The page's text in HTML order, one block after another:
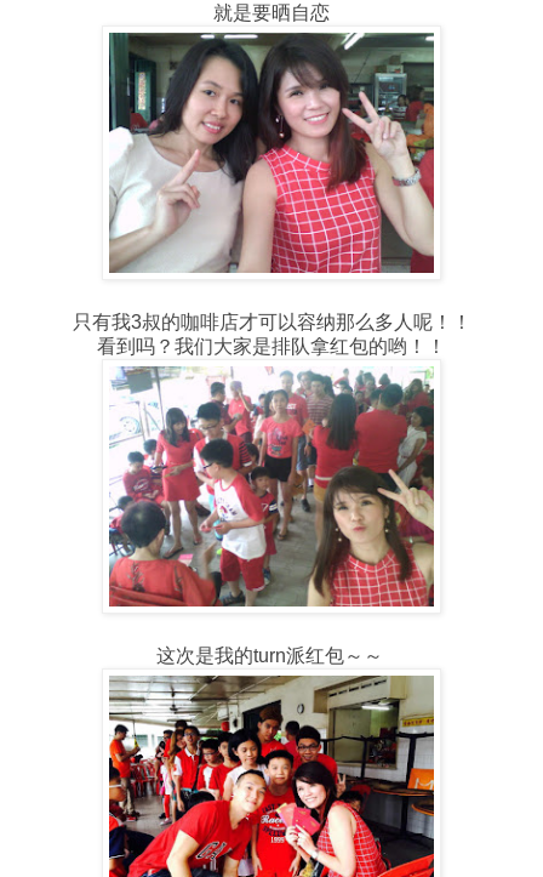
就是要晒自恋
只有我3叔的咖啡店才可以容纳那么多人呢！！
看到吗？我们大家是排队拿红包的哟！！
这次是我的turn派红包～～